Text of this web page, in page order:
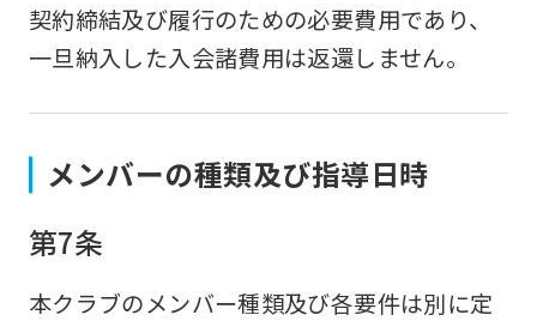
契約締結及び履行のための必要費用であり、
一旦納入した入会諸費用は返還しません。
メンバーの種類及び指導日時
第7条
本クラブのメンバー種類及び各要件は別に定